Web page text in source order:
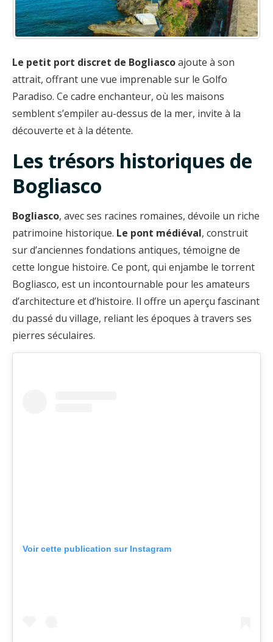
Le petit port discret de Bogliascoajoute à son
attrait, offrant une vue imprenable sur le Golfo
Paradiso. Ce cadre enchanteur, où les maisons
semblent s’empiler au-dessus de la mer, invite à la
découverte et à la détente.
Les trésors historiques de
Bogliasco
Bogliasco, avec ses racines romaines, dévoile un riche
patrimoine historique. Le pont médiéval, construit
sur d’anciennes fondations antiques, témoigne de
cette longue histoire. Ce pont, qui enjambe le torrent
Bogliasco, est un incontournable pour les amateurs
d’architecture et d’histoire. Il offre un aperçu fascinant
du passé du village, reliant les époques à travers ses
pierres séculaires.
Voir cette publication sur Instagram